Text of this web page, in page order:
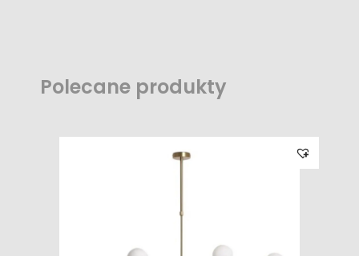
Polecane produkty